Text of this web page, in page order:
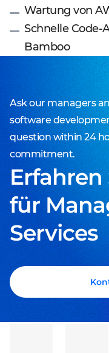
Wartung von
Schnelle Code-
Bamboo
Ask our managers
software
question within 24
commitment.
Erfahren
für
Services